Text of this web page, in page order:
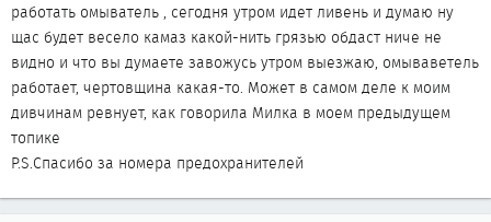
работать омыватель , сегодня утром идет ливень и думаю ну
щас будет весело камаз какой-нить грязью обдаст ниче не
видно и что вы думаете завожусь утром выезжаю, омываветель
работает, чертовщина какая-то. Может в самом деле к моим
дивчинам ревнует, как говорила Милка в моем предыдущем
топике
P.S.Спасибо за номера предохранителей